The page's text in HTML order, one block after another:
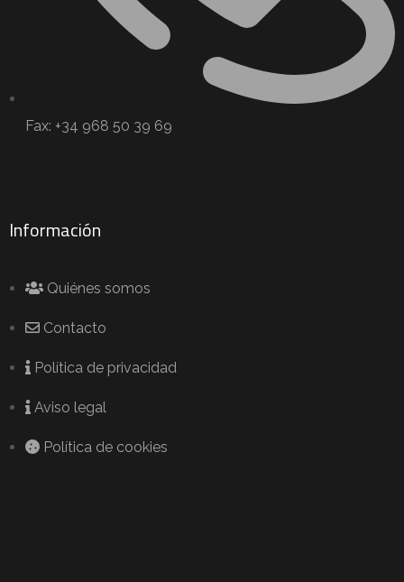
Fax: +34 968 50 39 69
Información
Quiénes somos
Contacto
Política de privacidad
Aviso legal
Política de cookies